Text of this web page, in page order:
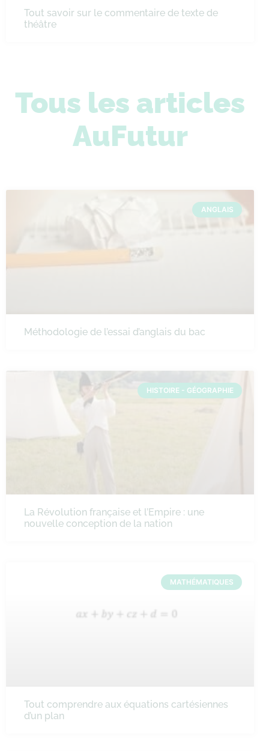
Tout savoir sur le commentaire de texte de
théâtre
Tous les articles
AuFutur
ANGLAIS
Méthodologie de l’essai d’anglais du bac
HISTOIRE - GÉOGRAPHIE
La Révolution française et l’Empire : une
nouvelle conception de la nation
MATHÉMATIQUES
Tout comprendre aux équations cartésiennes
d’un plan